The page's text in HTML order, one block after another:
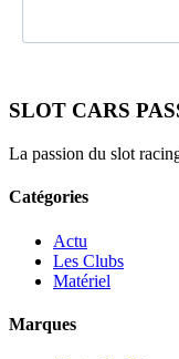
SLOT CARS
La passion du slot
Catégories
Actu
Les Clubs
Matériel
Marques